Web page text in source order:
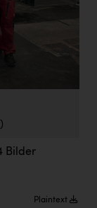
Bilder
Plaintext